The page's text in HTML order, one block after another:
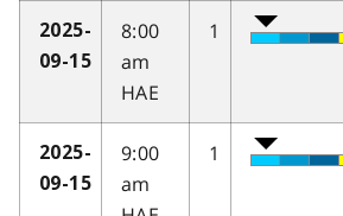
2025-
09-15
8:00
am
HAE
1
2025-
09-15
9:00
am
1